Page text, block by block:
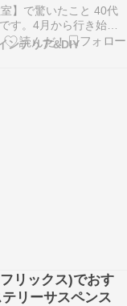
】で驚いたこと 40代
す。4月から行き始め
、めまい体調不良で参
、最近、がんばって行
ンテリア&DIY
リックス)でおす
リーサスペンス